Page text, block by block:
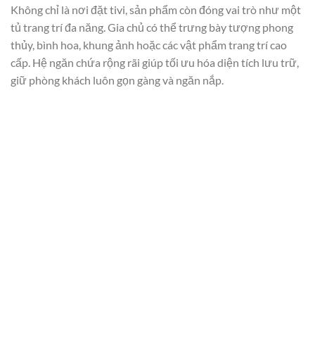
Không chỉ là nơi đặt tivi, sản phẩm còn đóng vai trò như một
tủ trang trí đa năng. Gia chủ có thể trưng bày tượng phong
thủy, bình hoa, khung ảnh hoặc các vật phẩm trang trí cao
cấp. Hệ ngăn chứa rộng rãi giúp tối ưu hóa diện tích lưu trữ,
giữ phòng khách luôn gọn gàng và ngăn nắp.